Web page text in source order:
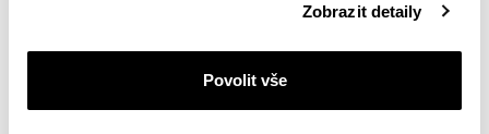
Zásadách ochrany osobních údajů
Zobrazit detaily
Povolit vše